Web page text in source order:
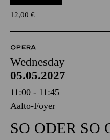
12,00 €
OPERA
Wednesday
05.05.2027
11:00 - 11:45
Aalto-Foyer
SO ODER SO